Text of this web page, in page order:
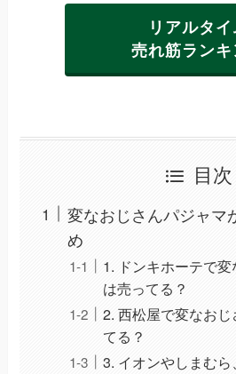
リアルタ
売れ筋ラン
目次
変なおじさんパジャマ
め
1. ドンキホーテで
は売ってる？
2. 西松屋で変なお
てる？
3. イオンやしまむ